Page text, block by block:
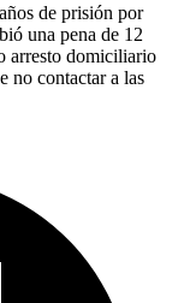
de prisión por
una pena de 12
arresto domiciliario
no contactar a las